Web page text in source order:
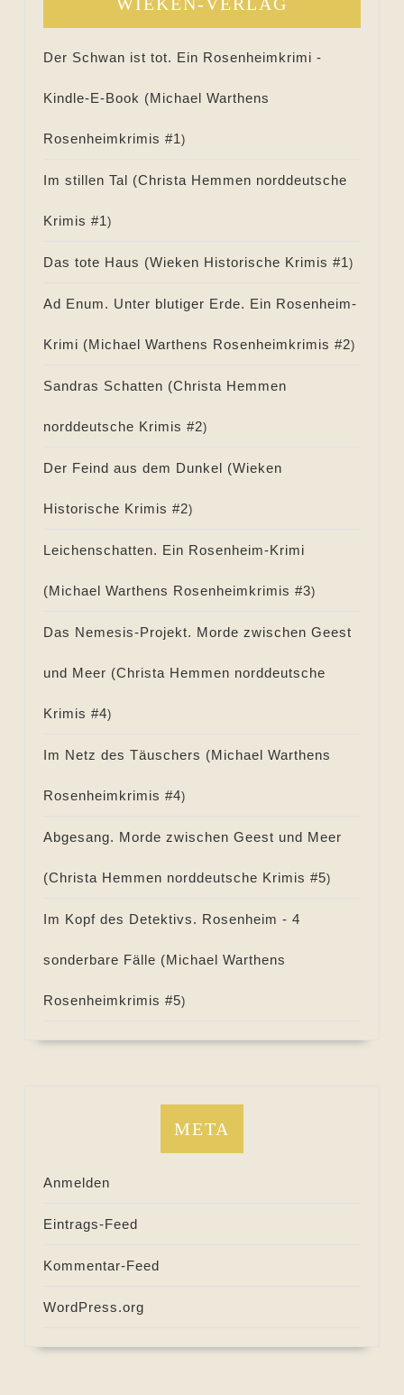
Der Schwan ist tot. Ein Rosenheimkrimi -
Kindle-E-Book (Michael Warthens
Rosenheimkrimis #1)
Im stillen Tal (Christa Hemmen norddeutsche
Krimis #1)
Das tote Haus (Wieken Historische Krimis #1)
Ad Enum. Unter blutiger Erde. Ein Rosenheim-
Krimi (Michael Warthens Rosenheimkrimis #2)
Sandras Schatten (Christa Hemmen
norddeutsche Krimis #2)
Der Feind aus dem Dunkel (Wieken
Historische Krimis #2)
Leichenschatten. Ein Rosenheim-Krimi
(Michael Warthens Rosenheimkrimis #3)
Das Nemesis-Projekt. Morde zwischen Geest
und Meer (Christa Hemmen norddeutsche
Krimis #4)
Im Netz des Täuschers (Michael Warthens
Rosenheimkrimis #4)
Abgesang. Morde zwischen Geest und Meer
(Christa Hemmen norddeutsche Krimis #5)
Im Kopf des Detektivs. Rosenheim - 4
sonderbare Fälle (Michael Warthens
Rosenheimkrimis #5)
META
Anmelden
Eintrags-Feed
Kommentar-Feed
WordPress.org